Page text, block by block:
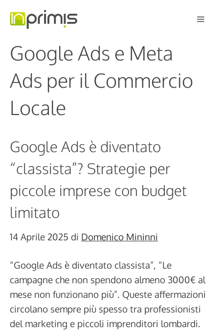
Google Ads e Meta
Ads per il Commercio
Locale
Google Ads è diventato
“classista”? Strategie per
piccole imprese con budget
limitato
14 Aprile 2025 di Domenico Mininni
“Google Ads è diventato classista”, “Le
campagne che non spendono almeno 3000€ al
mese non funzionano più”. Queste affermazioni
circolano sempre più spesso tra professionisti
del marketing e piccoli imprenditori lombardi.